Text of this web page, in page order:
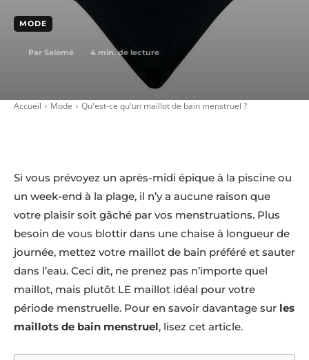
MODE
Par Salomé 4 min. de lecture
Accueil Mode Qu'est-ce qu'un maillot de bain menstruel ?
Si vous prévoyez un après-midi épique à la piscine ou
un week-end à la plage, il n’y a aucune raison que
votre plaisir soit gâché par vos menstruations. Plus
besoin de vous blottir dans une chaise à longueur de
journée, mettez votre maillot de bain préféré et sauter
dans l’eau. Ceci dit, ne prenez pas n’importe quel
maillot, mais plutôt LE maillot idéal pour votre
période menstruelle. Pour en savoir davantage sur les
maillots de bain menstruel, lisez cet article.